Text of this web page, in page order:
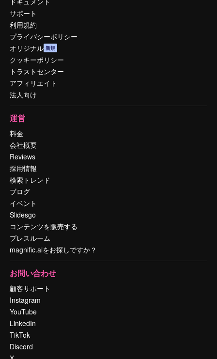
サポート
利用規約
プライバシーポリシー
オリジナル 新規
クッキーポリシー
トラストセンター
アフィリエイト
法人向け
運営
料金
会社概要
Reviews
採用情報
検索トレンド
ブログ
イベント
Slidesgo
コンテンツを販売する
プレスルーム
magnific.aiをお探しですか？
お問い合わせ
顧客サポート
Instagram
YouTube
LinkedIn
TikTok
Discord